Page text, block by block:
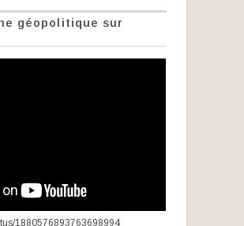
géopolitique sur
1880576893763698994